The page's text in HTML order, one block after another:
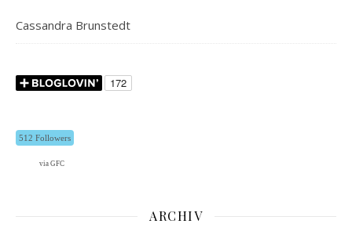
Cassandra Brunstedt
512 Followers
via GFC
ARCHIV